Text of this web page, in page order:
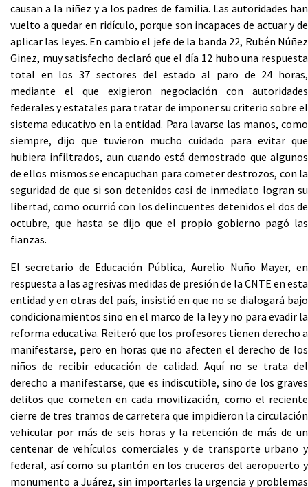
causan a la niñez y a los padres de familia. Las autoridades han
vuelto a quedar en ridículo, porque son incapaces de actuar y de
aplicar las leyes. En cambio el jefe de la banda 22, Rubén Núñez
Ginez, muy satisfecho declaró que el día 12 hubo una respuesta
total en los 37 sectores del estado al paro de 24 horas,
mediante el que exigieron negociación con autoridades
federales y estatales para tratar de imponer su criterio sobre el
sistema educativo en la entidad. Para lavarse las manos, como
siempre, dijo que tuvieron mucho cuidado para evitar que
hubiera infiltrados, aun cuando está demostrado que algunos
de ellos mismos se encapuchan para cometer destrozos, con la
seguridad de que si son detenidos casi de inmediato logran su
libertad, como ocurrió con los delincuentes detenidos el dos de
octubre, que hasta se dijo que el propio gobierno pagó las
fianzas.
El secretario de Educación Pública, Aurelio Nuño Mayer, en
respuesta a las agresivas medidas de presión de la CNTE en esta
entidad y en otras del país, insistió en que no se dialogará bajo
condicionamientos sino en el marco de la ley y no para evadir la
reforma educativa. Reiteró que los profesores tienen derecho a
manifestarse, pero en horas que no afecten el derecho de los
niños de recibir educación de calidad. Aquí no se trata del
derecho a manifestarse, que es indiscutible, sino de los graves
delitos que cometen en cada movilización, como el reciente
cierre de tres tramos de carretera que impidieron la circulación
vehicular por más de seis horas y la retención de más de un
centenar de vehículos comerciales y de transporte urbano y
federal, así como su plantón en los cruceros del aeropuerto y
monumento a Juárez, sin importarles la urgencia y problemas